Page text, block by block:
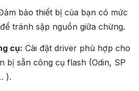
bảo thiết bị của bạn có mức
tránh sập nguồn giữa chừng.
cụ: Cài đặt driver phù hợp cho
bị sẵn công cụ flash (Odin, SP
).